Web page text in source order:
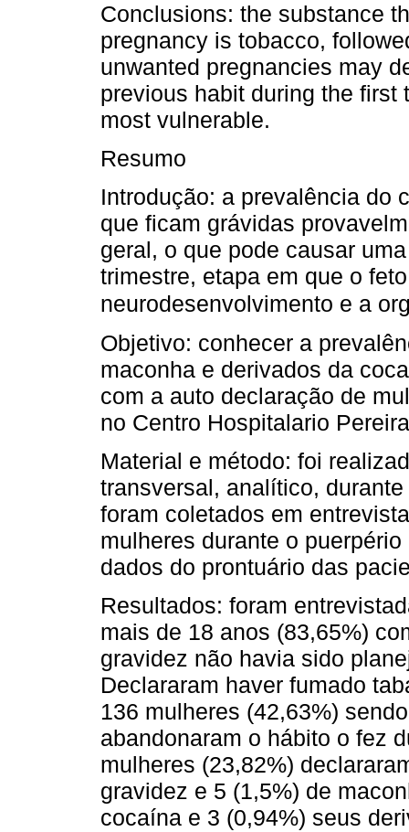
Conclusions: the substance
pregnancy is tobacco,
unwanted pregnancies may
previous habit during the first
most vulnerable.
Resumo
Introdução: a prevalência do
que ficam grávidas
geral, o que pode causar
trimestre, etapa em que o
neurodesenvolvimento e a
Objetivo: conhecer a
maconha e derivados da
com a auto declaração de
no Centro Hospitalario
Material e método: foi
transversal, analítico,
foram coletados em
mulheres durante o
dados do prontuário das
Resultados: foram
mais de 18 anos (83,65%)
gravidez não havia sido
Declararam haver fumado
136 mulheres (42,63%)
abandonaram o hábito o fez
mulheres (23,82%)
gravidez e 5 (1,5%) de
cocaína e 3 (0,94%) seus